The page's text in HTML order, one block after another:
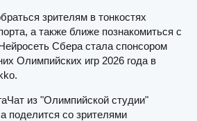
зрителям в тонкостях
а также ближе познакомиться с
Сбера стала спонсором
Олимпийских игр 2026 года в
из "Олимпийской студии"
поделится со зрителями